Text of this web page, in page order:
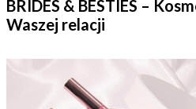
BRIDES & BESTIES –
Waszej relacji